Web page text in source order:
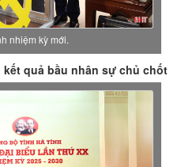
nhiệm kỳ mới.
quả bầu nhân sự chủ chốt